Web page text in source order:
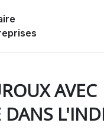
AVEC
DANS